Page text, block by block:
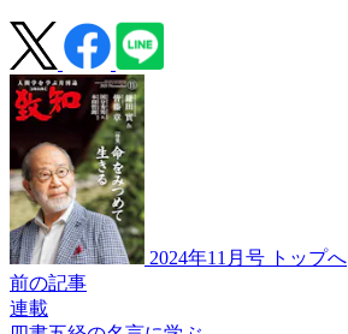
2024年11月号 トップへ
前の記事
連載